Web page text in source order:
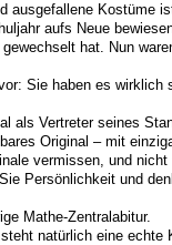
ausgefallene Kostüme
aufs Neue
hat. Nun
Sie haben es
als Vertreter seines
Original – mit
vermissen, und
Persönlichkeit und
Mathe-Zentralabitur.
natürlich eine echte